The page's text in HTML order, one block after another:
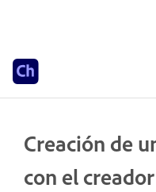
Creación de
con el